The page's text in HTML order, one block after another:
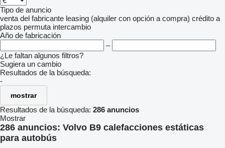
Tipo de anuncio
venta del fabricante leasing (alquiler con opción a compra) crédito a
plazos permuta intercambio
Año de fabricación
–
¿Le faltan algunos filtros?
Sugiera un cambio
Resultados de la búsqueda:
-
mostrar
Resultados de la búsqueda: 286 anuncios
Mostrar
286 anuncios: Volvo B9 calefacciones estáticas
para autobús